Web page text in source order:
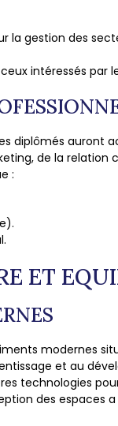
la gestion des
intéressés par
diplômés
de la relation
:
ET
modernes
et au
technologies
des espaces